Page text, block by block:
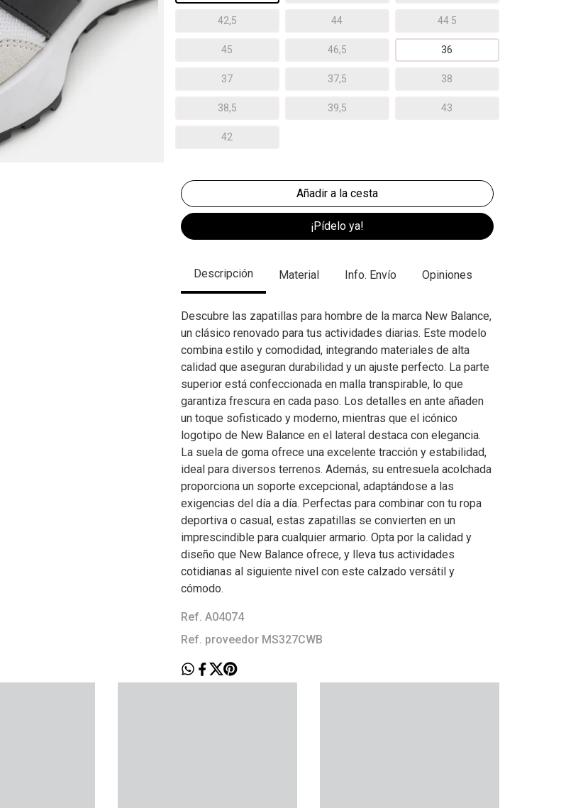
42,5 44 44 5
45 46,5 36
37 37,5 38
38,5 39,5 43
42
¡Pídelo ya!
Descripción Material Info. Envío Opiniones
Descubre las zapatillas para hombre de la marca New Balance,
un clásico renovado para tus actividades diarias. Este modelo
combina estilo y comodidad, integrando materiales de alta
calidad que aseguran durabilidad y un ajuste perfecto. La parte
superior está confeccionada en malla transpirable, lo que
garantiza frescura en cada paso. Los detalles en ante añaden
un toque sofisticado y moderno, mientras que el icónico
logotipo de New Balance en el lateral destaca con elegancia.
La suela de goma ofrece una excelente tracción y estabilidad,
ideal para diversos terrenos. Además, su entresuela acolchada
proporciona un soporte excepcional, adaptándose a las
exigencias del día a día. Perfectas para combinar con tu ropa
deportiva o casual, estas zapatillas se convierten en un
imprescindible para cualquier armario. Opta por la calidad y
diseño que New Balance ofrece, y lleva tus actividades
cotidianas al siguiente nivel con este calzado versátil y
cómodo.
Ref. A04074
Ref. proveedor MS327CWB